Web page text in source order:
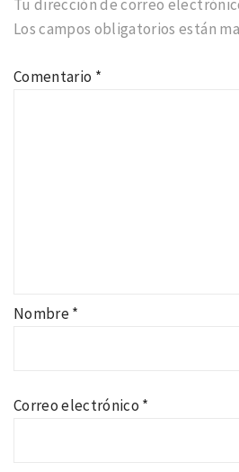
Tu dirección de correo
Los campos obligatorios están
Comentario *
Nombre*
Correo electrónico *